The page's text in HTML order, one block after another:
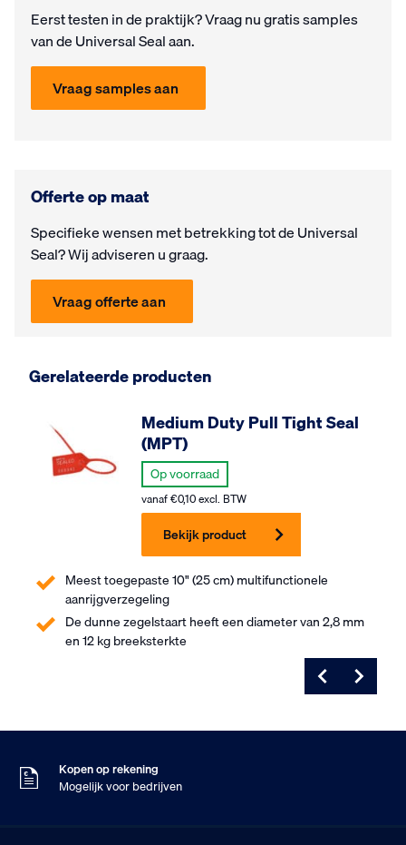
Eerst testen in de prak­tijk? Vraag nu gra­tis samples
van de Universal Seal aan.
Vraag samples aan
Offerte op maat
Specifieke wensen met be­trek­king tot de Universal
Seal? Wij ad­vi­seren u graag.
Vraag offerte aan
Gerelateerde producten
Meest toegepaste 10" (25 cm) multifunctionele
aanrijgverzegeling
De dunne zegelstaart heeft een diameter van 2,8 mm
en 12 kg breeksterkte
Medium Duty Pull Tight Seal
(MPT)
Op voorraad
vanaf€0,10excl. BTW
Bekijk product
9
Klanten geven ons
Kopen op rekening
Mogelijk voor bedrijven